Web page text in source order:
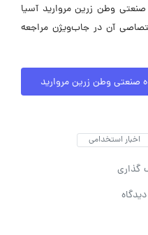
وطن زرین مروارید آسیا
آن در جاب‌ویژن مراجعه
صنعتی وطن زرین مروارید
اخبار استخدامی
گذاری